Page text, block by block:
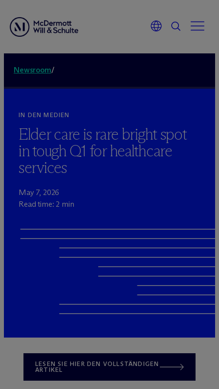
Newsroom/
IN DEN MEDIEN
Elder care is rare bright spot
in tough Q1 for healthcare
services
May 7, 2026
Read time: 2 min
LESEN SIE HIER DEN VOLLSTÄNDIGEN
ARTIKEL